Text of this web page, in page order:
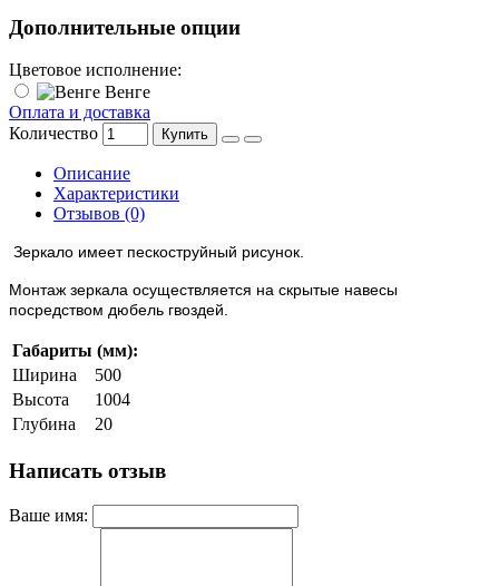
Дополнительные опции
Цветовое исполнение:
Венге
Оплата и доставка
Количество
Купить
Описание
Характеристики
Отзывов (0)
Зеркало имеет пескоструйный рисунок.
Монтаж зеркала осуществляется на скрытые навесы
посредством дюбель гвоздей.
Габариты (мм):
Ширина
500
Высота
1004
Глубина
20
Написать отзыв
Ваше имя: